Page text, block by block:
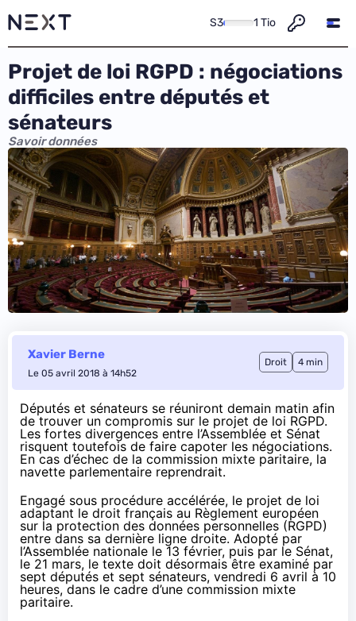
S3 1 Tio
Projet de loi RGPD : négociations
difficiles entre députés et
sénateurs
Savoir données
Xavier Berne
Le 05 avril 2018 à 14h52
Droit 4 min
Députés et sénateurs se réuniront demain matin afin
de trouver un compromis sur le projet de loi RGPD.
Les fortes divergences entre l’Assemblée et Sénat
risquent toutefois de faire capoter les négociations.
En cas d’échec de la commission mixte paritaire, la
navette parlementaire reprendrait.
Engagé sous procédure accélérée, le projet de loi
adaptant le droit français au Règlement européen
sur la protection des données personnelles (RGPD)
entre dans sa dernière ligne droite. Adopté par
l’Assemblée nationale le 13 février, puis par le Sénat,
le 21 mars, le texte doit désormais être examiné par
sept députés et sept sénateurs, vendredi 6 avril à 10
heures, dans le cadre d’une commission mixte
paritaire.